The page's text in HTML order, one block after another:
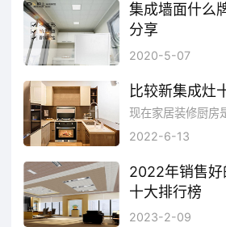
集成墙面什么
分享
2020-5-07
比较新集成灶
2022-6-13
2022年销售
十大排行榜
2023-2-09